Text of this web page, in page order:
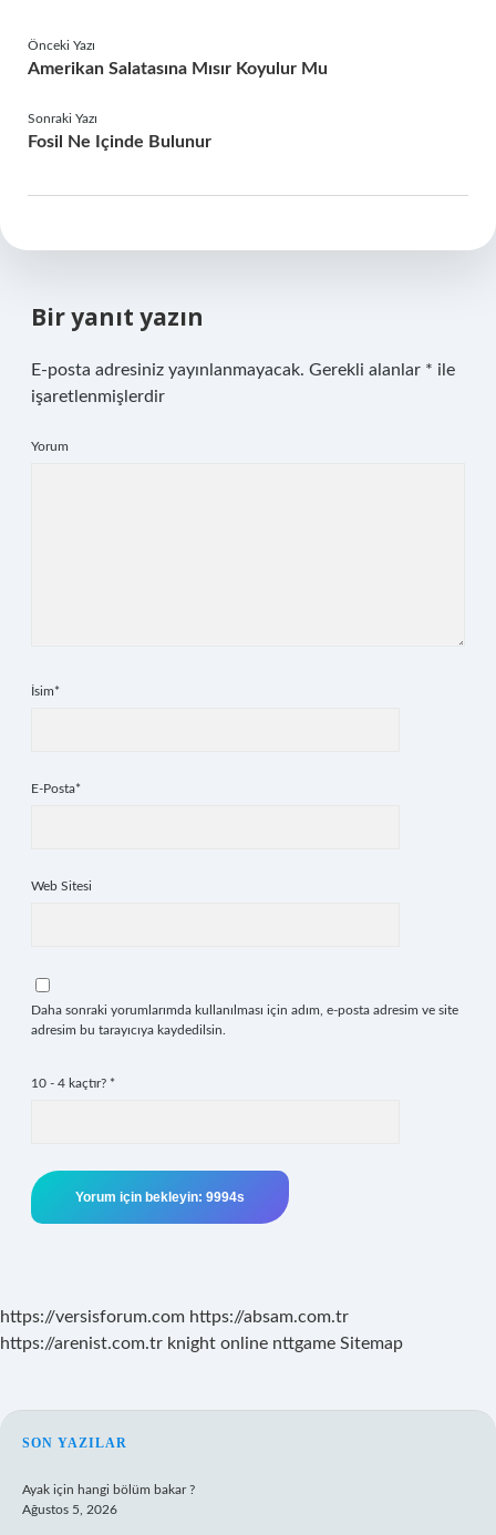
Önceki Yazı
Amerikan Salatasına Mısır Koyulur Mu
Sonraki Yazı
Fosil Ne Içinde Bulunur
Bir yanıt yazın
E-posta adresiniz yayınlanmayacak. Gerekli alanlar * ile
işaretlenmişlerdir
Yorum
İsim*
E-Posta*
Web Sitesi
Daha sonraki yorumlarımda kullanılması için adım, e-posta adresim ve site
adresim bu tarayıcıya kaydedilsin.
10 - 4 kaçtır? *
https://versisforum.com https://absam.com.tr
https://arenist.com.tr knight online nttgame Sitemap
SIDEBAR
SON YAZILAR
Ayak için hangi bölüm bakar ?
Ağustos 5, 2026